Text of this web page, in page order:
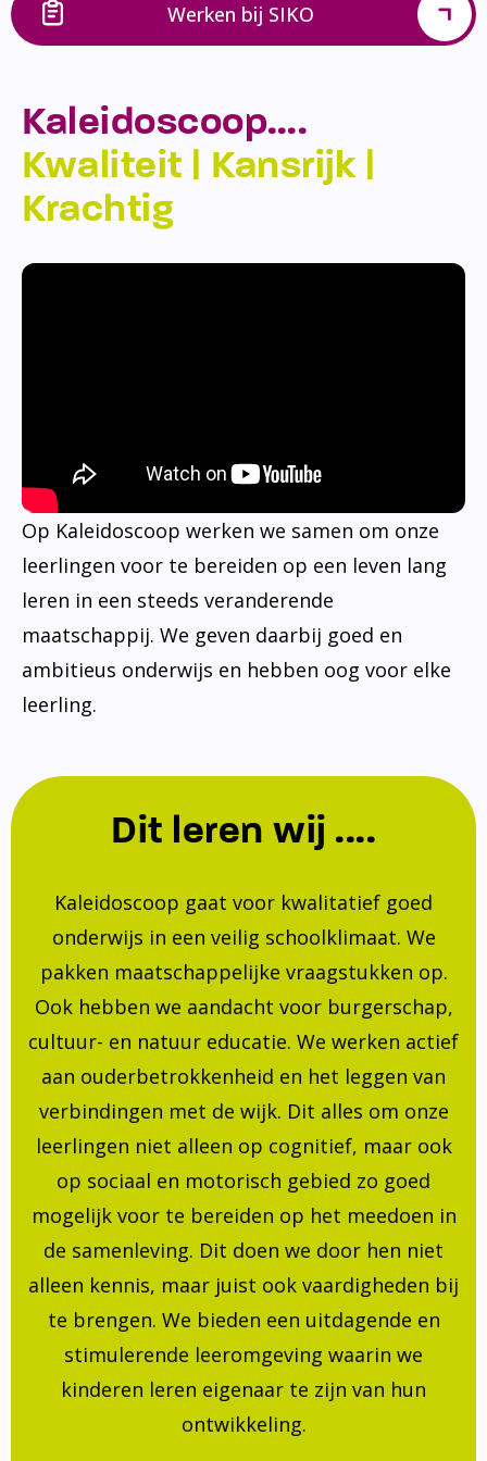
Werken bij SIKO
Kaleidoscoop….
Kwaliteit | Kansrijk |
Krachtig
Op Kaleidoscoop werken we samen om onze
leerlingen voor te bereiden op een leven lang
leren in een steeds veranderende
maatschappij. We geven daarbij goed en
ambitieus onderwijs en hebben oog voor elke
leerling.
Dit leren wij ....
Kaleidoscoop gaat voor kwalitatief goed
onderwijs in een veilig schoolklimaat. We
pakken maatschappelijke vraagstukken op.
Ook hebben we aandacht voor burgerschap,
cultuur- en natuur educatie. We werken actief
aan ouderbetrokkenheid en het leggen van
verbindingen met de wijk. Dit alles om onze
leerlingen niet alleen op cognitief, maar ook
op sociaal en motorisch gebied zo goed
mogelijk voor te bereiden op het meedoen in
de samenleving. Dit doen we door hen niet
alleen kennis, maar juist ook vaardigheden bij
te brengen. We bieden een uitdagende en
stimulerende leeromgeving waarin we
kinderen leren eigenaar te zijn van hun
ontwikkeling.